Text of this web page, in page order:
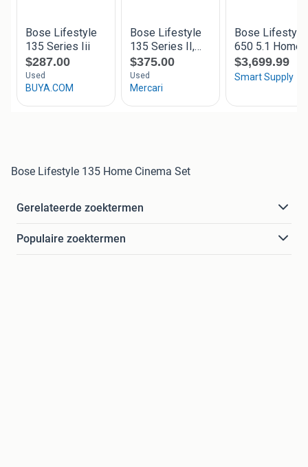
Bose Lifestyle 135 Home Cinema Set
Gerelateerde zoektermen
Populaire zoektermen